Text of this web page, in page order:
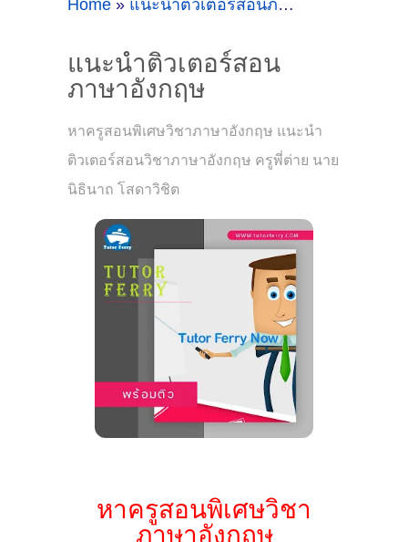
Home » แนะนำติวเตอร์สอนภาษาอังกฤษ
แนะนำติวเตอร์สอน
ภาษาอังกฤษ
หาครูสอนพิเศษวิชาภาษาอังกฤษ แนะนำ
ติวเตอร์สอนวิชาภาษาอังกฤษ ครูพี่ต่าย นาย
นิธินาถ โสดาวิชิต
หาครูสอนพิเศษวิชา
ภาษาอังกฤษ